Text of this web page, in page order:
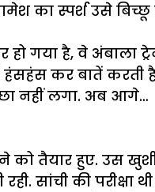
का स्पर्श उसे
गया है, वे अंबाला
कर बातें करती है.
नहीं लगा. अब आगे…
तैयार हुए. उस
सांची की